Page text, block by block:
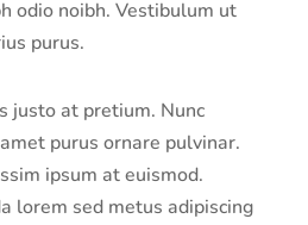
odio noibh. Vestibulum ut
purus.
justo at pretium. Nunc
purus ornare pulvinar.
ipsum at euismod.
lorem sed metus adipiscing